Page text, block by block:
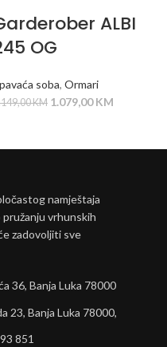
ALBI
OG
soba, Ormari
KM 1.079,00KM
namještaja
pružanju vrhunskih
zadovoljiti sve
36, Banja Luka 78000
23, Banja Luka 78000,
851